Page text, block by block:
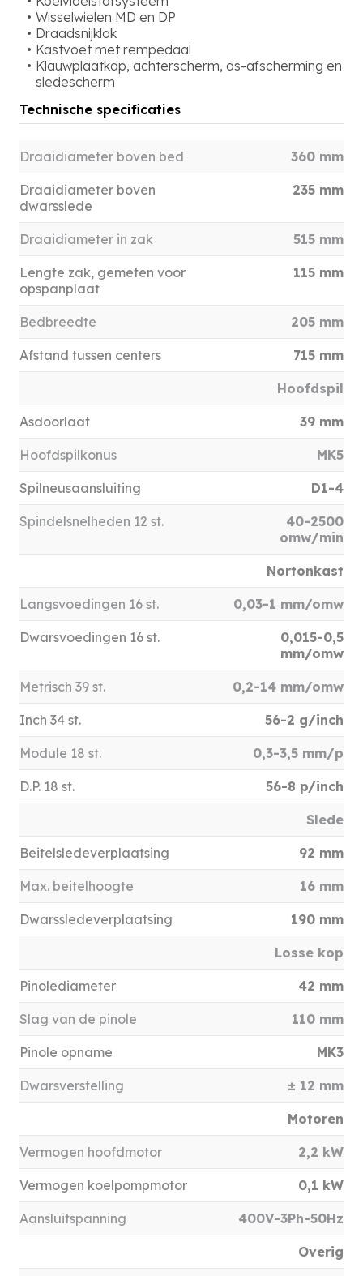
Wisselwielen MD en DP
Draadsnijklok
Kastvoet met rempedaal
Klauwplaatkap, achterscherm, as-afscherming en
sledescherm
Technische specificaties
Draaidiameter boven bed 360 mm
Draaidiameter boven
dwarsslede
235 mm
Draaidiameter in zak 515 mm
Lengte zak, gemeten voor
opspanplaat
115 mm
Bedbreedte 205 mm
Afstand tussen centers 715 mm
Hoofdspil
Asdoorlaat 39 mm
Hoofdspilkonus MK5
Spilneusaansluiting D1-4
Spindelsnelheden 12 st.
40-2500
omw/min
Nortonkast
Langsvoedingen 16 st. 0,03-1 mm/omw
Dwarsvoedingen 16 st.
0,015-0,5
mm/omw
Metrisch 39 st. 0,2-14 mm/omw
Inch 34 st. 56-2 g/inch
Module 18 st. 0,3-3,5 mm/p
D.P. 18 st. 56-8 p/inch
Slede
Beitelsledeverplaatsing 92 mm
Max. beitelhoogte 16 mm
Dwarssledeverplaatsing 190 mm
Losse kop
Pinolediameter 42 mm
Slag van de pinole 110 mm
Pinole opname MK3
Dwarsverstelling ± 12 mm
Motoren
Vermogen hoofdmotor 2,2 kW
Vermogen koelpompmotor 0,1 kW
Aansluitspanning 400V-3Ph-50Hz
Overig